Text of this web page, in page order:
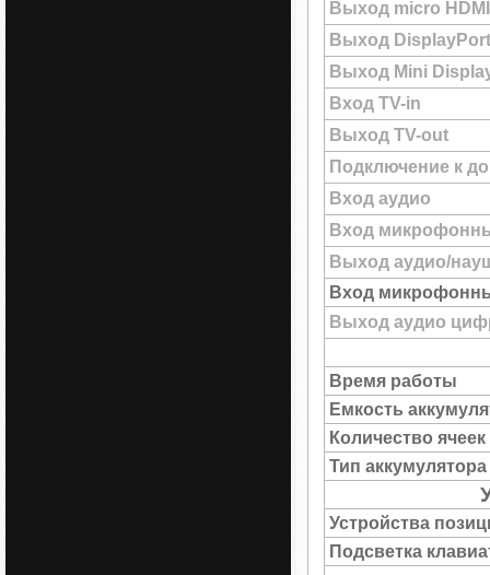
Выход micro HDMI
Выход DisplayPort
Выход Mini
Вход TV-in
Выход TV-out
Подключение к
Вход аудио
Вход
Выход аудио/
Вход
Выход аудио
Время работы
Емкость
Количество
Тип аккумулятора
Устройства
Подсветка